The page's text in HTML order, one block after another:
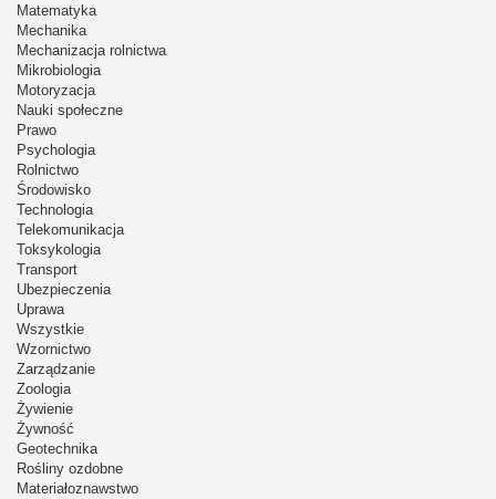
Matematyka
Mechanika
Mechanizacja rolnictwa
Mikrobiologia
Motoryzacja
Nauki społeczne
Prawo
Psychologia
Rolnictwo
Środowisko
Technologia
Telekomunikacja
Toksykologia
Transport
Ubezpieczenia
Uprawa
Wszystkie
Wzornictwo
Zarządzanie
Zoologia
Żywienie
Żywność
Geotechnika
Rośliny ozdobne
Materiałoznawstwo